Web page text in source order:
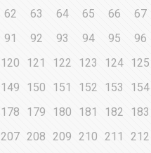
62 63 64 65 66 67
91 92 93 94 95 96
120 121 122 123 124 125
149 150 151 152 153 154
178 179 180 181 182 183
207 208 209 210 211 212